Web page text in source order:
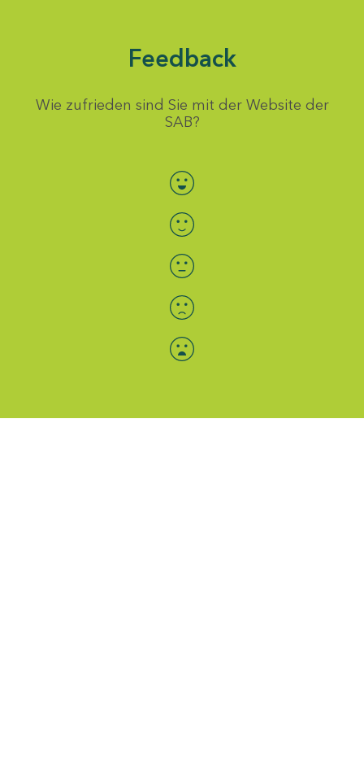
Feedback
Wie zufrieden sind Sie mit der Website der
SAB?
Bewertung auswählen